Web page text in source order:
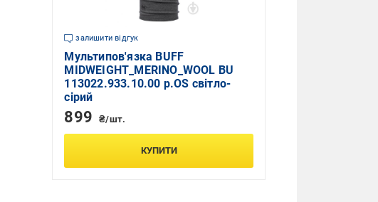
залишити відгук
Мультипов'язка BUFF
MIDWEIGHT_MERINO_WOOL BU
113022.933.10.00 р.OS світло-
сірий
899 ₴/шт.
КУПИТИ